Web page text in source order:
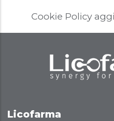
Cookie Policy
Licofarma